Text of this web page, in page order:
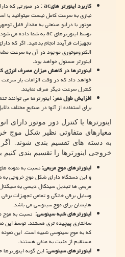
کاربرد اینورتر هایac: در صورتی که
نیازی به سرعت کامل نیست میتوانید با
موتور با درایو صنعتی به مقدار قابل
توسط اینورترهایacبه شما داده می
تجهیزات فرآیند انجام بدهید. اگر که
الکتروموتوری موجود در آن به سرعت
اینورتر مسئول خواهد بود.
اینورترها در کاهش میزان مصرف انرژی
خواهد داد که در وقت الزامات بار
کنترل سرعت دیگر صرف نمایند.
افزایش طول عمر:اینورترها می توانند
برای استفاده از آنها در صنایع مختلف
اینورترها یا کنترل دور موتور
معیارهای متفاوتی نظیر شکل موج
به دسته های تقسیم بندی شوند.
خروجی اینورترها را تقسیم بندی کنیم
اینورترهای موج مربعی:نسبت به نمونه
و این دستگاه دارای شکل موج خروجی
مربعی ها تبدیل سینگال دیسی به
وسایل برقی خانگی و تمامی تجهیزات
هایشان برای موج سینوسی می باشد.
اینورترهای شبه سینوسی: نسبت به موج
ساختاری پیچیده تری هستند. توسط این
که به موج سینوسی شبیه است. این نمونه
مستقیم از مثبت به منفی هستند.
اینورترهای سینوسی:این گونه